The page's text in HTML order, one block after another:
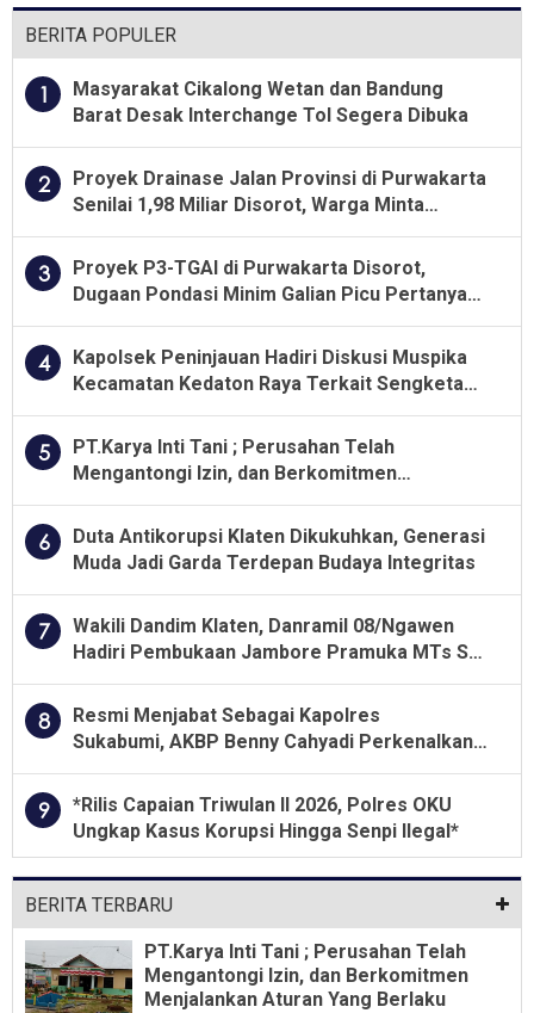
BERITA POPULER
1
Masyarakat Cikalong Wetan dan Bandung
Barat Desak Interchange Tol Segera Dibuka
2
Proyek Drainase Jalan Provinsi di Purwakarta
Senilai 1,98 Miliar Disorot, Warga Minta
Kualitas Pekerjaan Diawasi Ketat
3
Proyek P3-TGAI di Purwakarta Disorot,
Dugaan Pondasi Minim Galian Picu Pertanyaan
Besar soal Pengawasan
4
Kapolsek Peninjauan Hadiri Diskusi Muspika
Kecamatan Kedaton Raya Terkait Sengketa
Lahan Kelompok Tani Dengan PT. GNS
5
PT.Karya Inti Tani ; Perusahan Telah
Mengantongi Izin, dan Berkomitmen
Menjalankan Aturan Yang Berlaku
6
Duta Antikorupsi Klaten Dikukuhkan, Generasi
Muda Jadi Garda Terdepan Budaya Integritas
7
Wakili Dandim Klaten, Danramil 08/Ngawen
Hadiri Pembukaan Jambore Pramuka MTs Se-
Jawa Tengah 2026
8
Resmi Menjabat Sebagai Kapolres
Sukabumi, AKBP Benny Cahyadi Perkenalkan
Program Unggulan
9
*Rilis Capaian Triwulan II 2026, Polres OKU
Ungkap Kasus Korupsi Hingga Senpi Ilegal*
BERITA TERBARU
PT.Karya Inti Tani ; Perusahan Telah
Mengantongi Izin, dan Berkomitmen
Menjalankan Aturan Yang Berlaku